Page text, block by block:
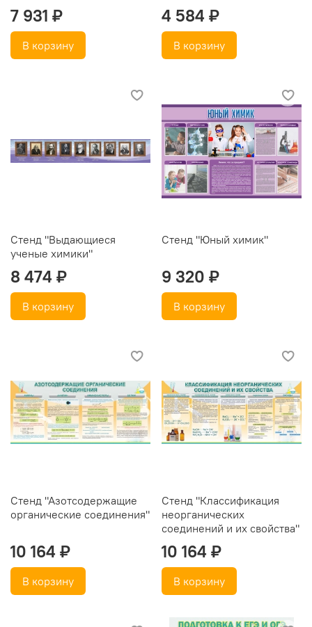
7 931 ₽
В корзину
4 584 ₽
В корзину
Стенд "Выдающиеся
ученые химики"
8 474 ₽
В корзину
Стенд "Юный химик"
9 320 ₽
В корзину
Стенд "Азотсодержащие
органические соединения"
10 164 ₽
В корзину
Стенд "Классификация
неорганических
соединений и их свойства"
10 164 ₽
В корзину